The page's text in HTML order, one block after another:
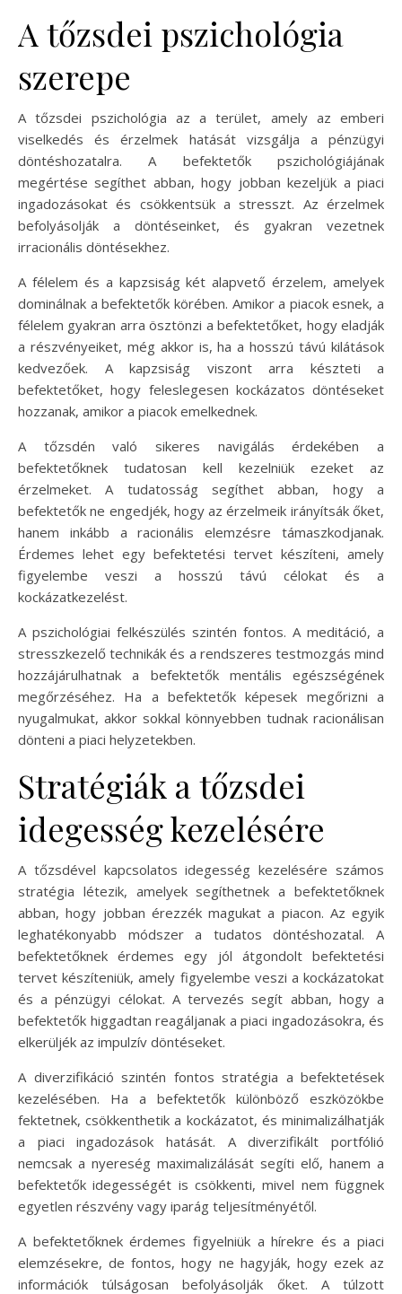
A tőzsdei pszichológia
szerepe
A tőzsdei pszichológia az a terület, amely az emberi
viselkedés és érzelmek hatását vizsgálja a pénzügyi
döntéshozatalra. A befektetők pszichológiájának
megértése segíthet abban, hogy jobban kezeljük a piaci
ingadozásokat és csökkentsük a stresszt. Az érzelmek
befolyásolják a döntéseinket, és gyakran vezetnek
irracionális döntésekhez.
A félelem és a kapzsiság két alapvető érzelem, amelyek
dominálnak a befektetők körében. Amikor a piacok esnek, a
félelem gyakran arra ösztönzi a befektetőket, hogy eladják
a részvényeiket, még akkor is, ha a hosszú távú kilátások
kedvezőek. A kapzsiság viszont arra készteti a
befektetőket, hogy feleslegesen kockázatos döntéseket
hozzanak, amikor a piacok emelkednek.
A tőzsdén való sikeres navigálás érdekében a
befektetőknek tudatosan kell kezelniük ezeket az
érzelmeket. A tudatosság segíthet abban, hogy a
befektetők ne engedjék, hogy az érzelmeik irányítsák őket,
hanem inkább a racionális elemzésre támaszkodjanak.
Érdemes lehet egy befektetési tervet készíteni, amely
figyelembe veszi a hosszú távú célokat és a
kockázatkezelést.
A pszichológiai felkészülés szintén fontos. A meditáció, a
stresszkezelő technikák és a rendszeres testmozgás mind
hozzájárulhatnak a befektetők mentális egészségének
megőrzéséhez. Ha a befektetők képesek megőrizni a
nyugalmukat, akkor sokkal könnyebben tudnak racionálisan
dönteni a piaci helyzetekben.
Stratégiák a tőzsdei
idegesség kezelésére
A tőzsdével kapcsolatos idegesség kezelésére számos
stratégia létezik, amelyek segíthetnek a befektetőknek
abban, hogy jobban érezzék magukat a piacon. Az egyik
leghatékonyabb módszer a tudatos döntéshozatal. A
befektetőknek érdemes egy jól átgondolt befektetési
tervet készíteniük, amely figyelembe veszi a kockázatokat
és a pénzügyi célokat. A tervezés segít abban, hogy a
befektetők higgadtan reagáljanak a piaci ingadozásokra, és
elkerüljék az impulzív döntéseket.
A diverzifikáció szintén fontos stratégia a befektetések
kezelésében. Ha a befektetők különböző eszközökbe
fektetnek, csökkenthetik a kockázatot, és minimalizálhatják
a piaci ingadozások hatását. A diverzifikált portfólió
nemcsak a nyereség maximalizálását segíti elő, hanem a
befektetők idegességét is csökkenti, mivel nem függnek
egyetlen részvény vagy iparág teljesítményétől.
A befektetőknek érdemes figyelniük a hírekre és a piaci
elemzésekre, de fontos, hogy ne hagyják, hogy ezek az
információk túlságosan befolyásolják őket. A túlzott